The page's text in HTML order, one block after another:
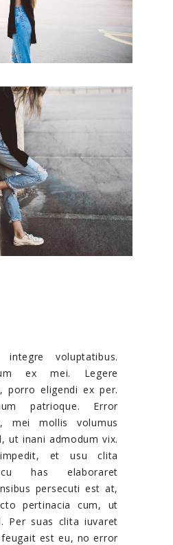
voluptatibus.
ex mei. Legere
porro eligendi ex per.
patrioque. Error
mei mollis volumus
ut inani admodum vix.
et usu clita
cu has elaboraret
persecuti est at,
pertinacia cum, ut
Per suas clita iuvaret
est eu, no error